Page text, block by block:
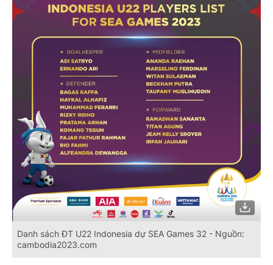
Danh sách ĐT U22 Indonesia dự SEA Games 32 - Nguồn:
cambodia2023.com